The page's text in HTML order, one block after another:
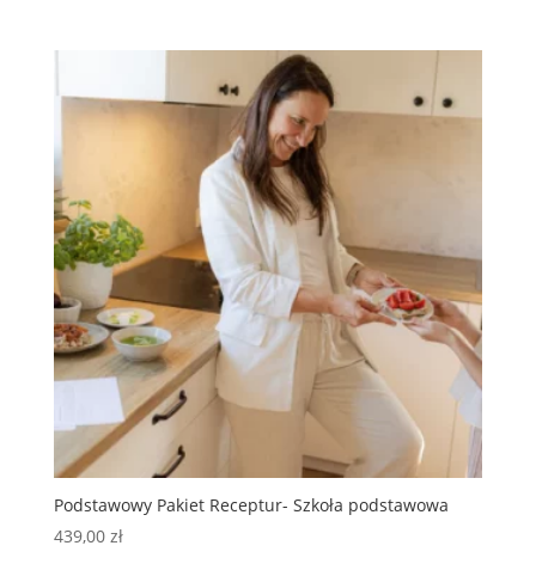
Podstawowy Pakiet Receptur- Szkoła podstawowa
439,00 zł